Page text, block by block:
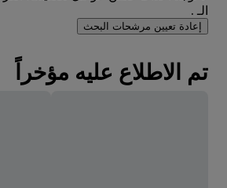
الـ .
إعادة تعيين مرشحات البحث
تم الاطلاع عليه مؤخراً